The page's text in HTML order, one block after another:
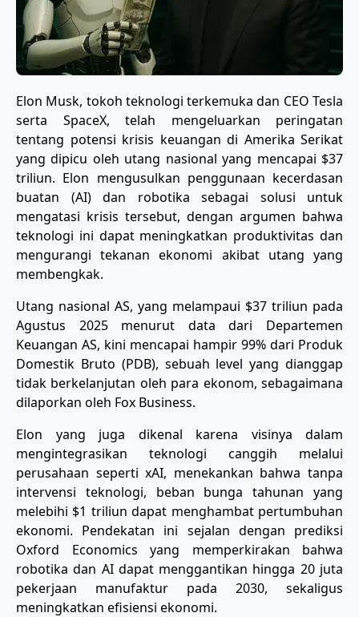
Elon Musk, tokoh teknologi terkemuka dan CEO Tesla
serta SpaceX, telah mengeluarkan peringatan
tentang potensi krisis keuangan di Amerika Serikat
yang dipicu oleh utang nasional yang mencapai $37
triliun. Elon mengusulkan penggunaan kecerdasan
buatan (AI) dan robotika sebagai solusi untuk
mengatasi krisis tersebut, dengan argumen bahwa
teknologi ini dapat meningkatkan produktivitas dan
mengurangi tekanan ekonomi akibat utang yang
membengkak.
Utang nasional AS, yang melampaui $37 triliun pada
Agustus 2025 menurut data dari Departemen
Keuangan AS, kini mencapai hampir 99% dari Produk
Domestik Bruto (PDB), sebuah level yang dianggap
tidak berkelanjutan oleh para ekonom, sebagaimana
dilaporkan oleh Fox Business.
Elon yang juga dikenal karena visinya dalam
mengintegrasikan teknologi canggih melalui
perusahaan seperti xAI, menekankan bahwa tanpa
intervensi teknologi, beban bunga tahunan yang
melebihi $1 triliun dapat menghambat pertumbuhan
ekonomi. Pendekatan ini sejalan dengan prediksi
Oxford Economics yang memperkirakan bahwa
robotika dan AI dapat menggantikan hingga 20 juta
pekerjaan manufaktur pada 2030, sekaligus
meningkatkan efisiensi ekonomi.